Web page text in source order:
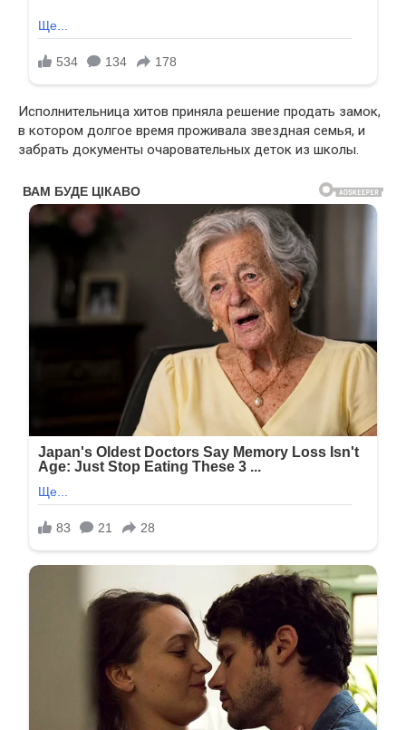
Исполнительница хитов приняла решение продать замок,
в котором долгое время проживала звездная семья, и
забрать документы очаровательных деток из школы.